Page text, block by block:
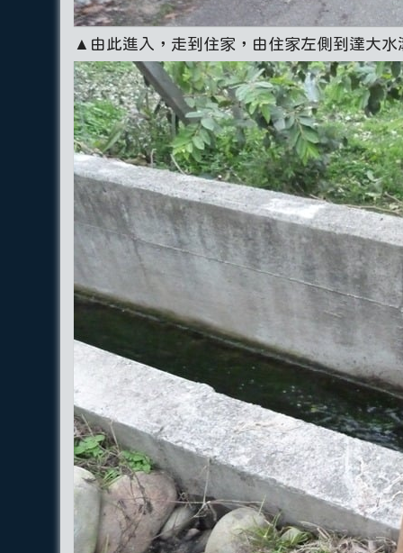
▲由此進入，走到住家，由住家左側到達大水